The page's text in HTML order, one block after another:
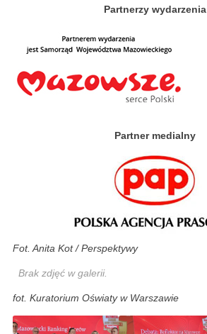
Partnerzy wydarzenia
Partner medialny
Fot. Anita Kot / Perspektywy
Brak zdjęć w galerii.
fot. Kuratorium Oświaty w Warszawie